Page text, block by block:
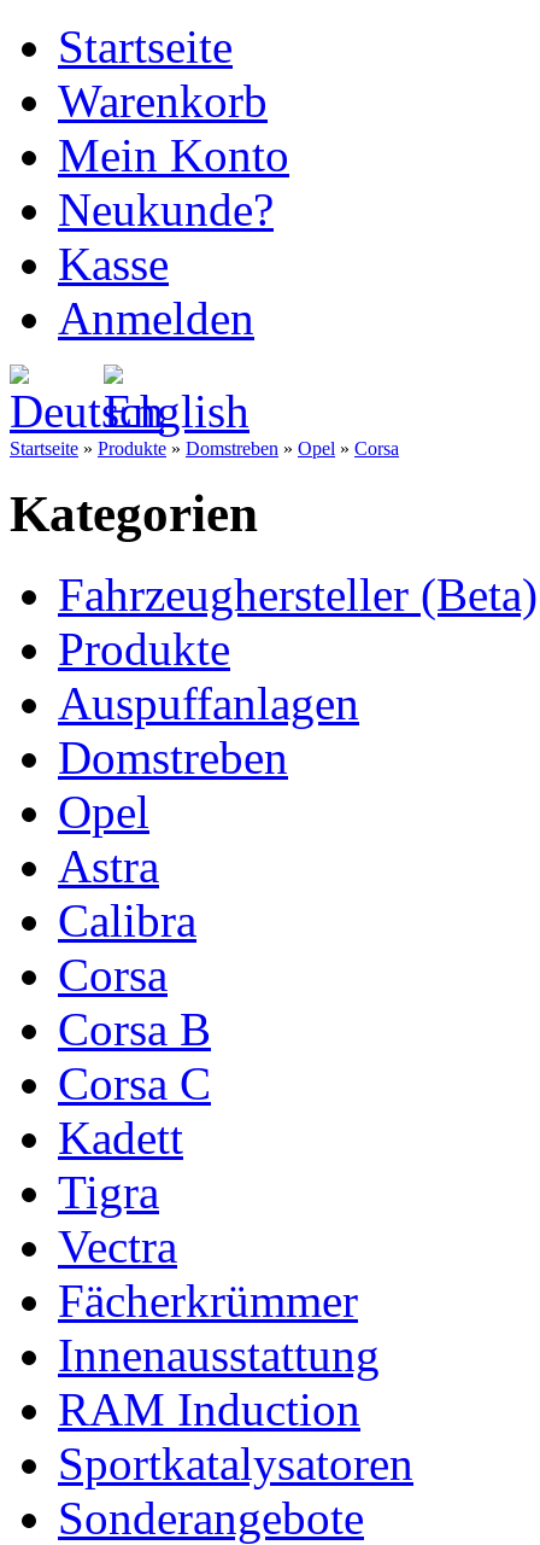
Startseite
Warenkorb
Mein Konto
Neukunde?
Kasse
Anmelden
Startseite » Produkte » Domstreben » Opel » Corsa
Kategorien
Fahrzeughersteller (Beta)
Produkte
Auspuffanlagen
Domstreben
Opel
Astra
Calibra
Corsa
Corsa B
Corsa C
Kadett
Tigra
Vectra
Fächerkrümmer
Innenausstattung
RAM Induction
Sportkatalysatoren
Sonderangebote